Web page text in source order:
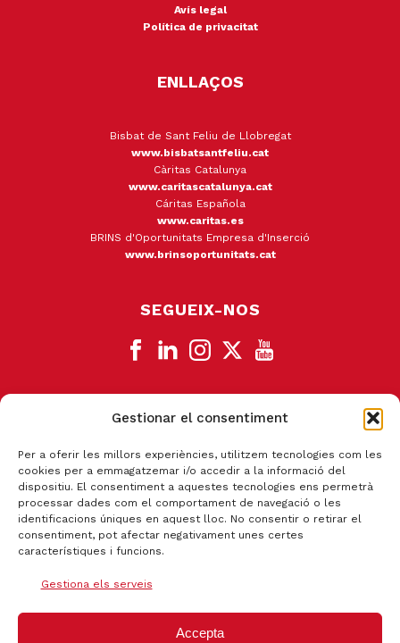
Gestionar el consentiment
Per a oferir les millors experiències, utilitzem tecnologies com les
cookies per a emmagatzemar i/o accedir a la informació del
dispositiu. El consentiment a aquestes tecnologies ens permetrà
processar dades com el comportament de navegació o les
identificacions úniques en aquest lloc. No consentir o retirar el
consentiment, pot afectar negativament unes certes
característiques i funcions.
Gestiona els serveis
Accepta
Avís legal
Política de privacitat
ENLLAÇOS
Bisbat de Sant Feliu de Llobregat
www.bisbatsantfeliu.cat
Càritas Catalunya
www.caritascatalunya.cat
Cáritas Española
www.caritas.es
BRINS d'Oportunitats Empresa d'Inserció
www.brinsoportunitats.cat
SEGUEIX-NOS
CANAL DE DENÚNCIA